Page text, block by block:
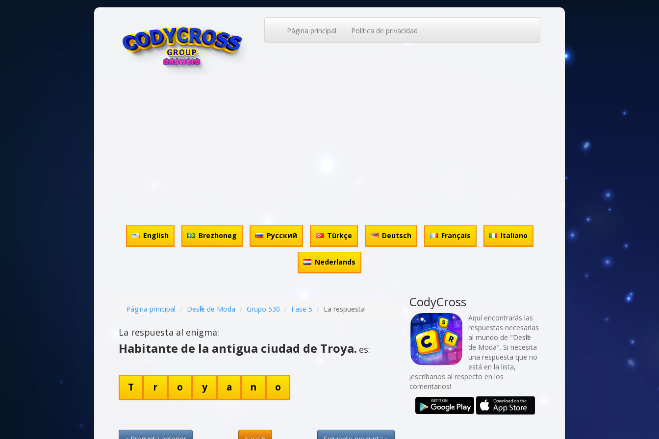
Página principal Política de privacidad
English Brezhoneg Русский Türkçe Deutsch Français Italiano
Nederlands
Página principal Desfile de Moda Grupo 530 Fase 5 La respuesta
La respuesta al enigma:
Habitante de la antigua ciudad de Troya. es:
T r o y a n o
CodyCross
Aquí encontrarás las
respuestas necesarias
al mundo de "Desfile
de Moda". Si necesita
una respuesta que no
está en la lista,
¡escríbanos al respecto en los
comentarios!